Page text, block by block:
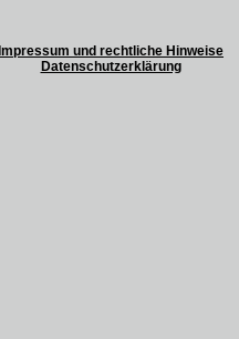
Impressum und rechtliche Hinweise
Datenschutzerklärung